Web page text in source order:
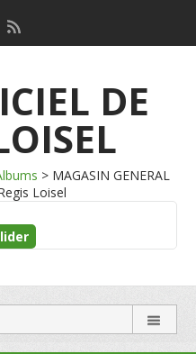
DE
> MAGASIN GENERAL
Loisel